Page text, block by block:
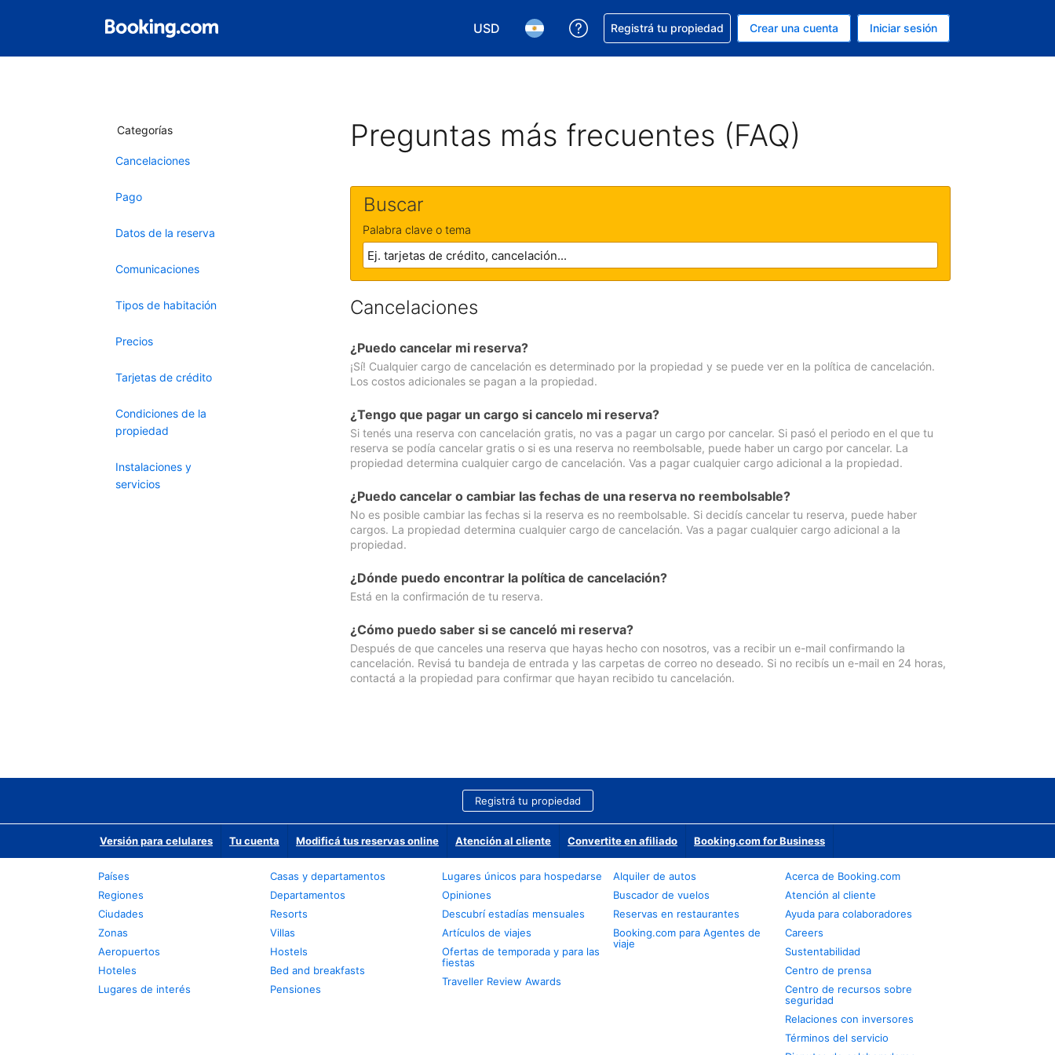
USD
Elegir la moneda. Tu moneda actual es Dólar de EEUU
Elegir el idioma. El idioma que estás usando es Español (Argentina)
Conseguí ayuda con tu reserva
Registrá tu propiedad Crear una cuenta Iniciar sesión
Categorías
Cancelaciones
Pago
Datos de la reserva
Comunicaciones
Tipos de habitación
Precios
Tarjetas de crédito
Condiciones de la
propiedad
Instalaciones y
servicios
Preguntas más frecuentes (FAQ)
Buscar
Palabra clave o tema
Cancelaciones
¿Puedo cancelar mi reserva?
¡Sí! Cualquier cargo de cancelación es determinado por la propiedad y se puede ver en la política de cancelación.
Los costos adicionales se pagan a la propiedad.
¿Tengo que pagar un cargo si cancelo mi reserva?
Si tenés una reserva con cancelación gratis, no vas a pagar un cargo por cancelar. Si pasó el periodo en el que tu
reserva se podía cancelar gratis o si es una reserva no reembolsable, puede haber un cargo por cancelar. La
propiedad determina cualquier cargo de cancelación. Vas a pagar cualquier cargo adicional a la propiedad.
¿Puedo cancelar o cambiar las fechas de una reserva no reembolsable?
No es posible cambiar las fechas si la reserva es no reembolsable. Si decidís cancelar tu reserva, puede haber
cargos. La propiedad determina cualquier cargo de cancelación. Vas a pagar cualquier cargo adicional a la
propiedad.
¿Dónde puedo encontrar la política de cancelación?
Está en la confirmación de tu reserva.
¿Cómo puedo saber si se canceló mi reserva?
Después de que canceles una reserva que hayas hecho con nosotros, vas a recibir un e-mail confirmando la
cancelación. Revisá tu bandeja de entrada y las carpetas de correo no deseado. Si no recibís un e-mail en 24 horas,
contactá a la propiedad para confirmar que hayan recibido tu cancelación.
Registrá tu propiedad
Versión para celulares Tu cuenta Modificá tus reservas online Atención al cliente Convertite en afiliado Booking.com for Business
Países
Regiones
Ciudades
Zonas
Aeropuertos
Hoteles
Lugares de interés
Casas y departamentos
Departamentos
Resorts
Villas
Hostels
Bed and breakfasts
Pensiones
Lugares únicos para hospedarse
Opiniones
Descubrí estadías mensuales
Artículos de viajes
Ofertas de temporada y para las
fiestas
Traveller Review Awards
Alquiler de autos
Buscador de vuelos
Reservas en restaurantes
Booking.com para Agentes de
viaje
Acerca de Booking.com
Atención al cliente
Ayuda para colaboradores
Careers
Sustentabilidad
Centro de prensa
Centro de recursos sobre
seguridad
Relaciones con inversores
Términos del servicio